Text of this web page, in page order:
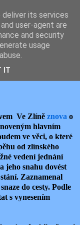
Ve Zlíně znova o
hlavním
ve věci, o které
od zlínského
vedení jednání
jeho snahu dovést
Zaznamenal
do cesty. Podle
s vynesením
its services
user-agent are
and security
usage
IT